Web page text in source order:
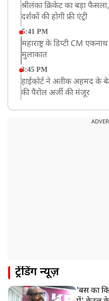
श्रीलंका क्रिकेट का बड़ा
दर्शकों की होगी फ्री एंट्री
5:41 PM
महाराष्ट्र के डिप्टी CM
मुलाकात
3:45 PM
हाईकोर्ट ने अतीक अहमद के
की पैरोल अर्जी की मंजूर
CM योगी का सपा पर हमला,
UP: लखनऊ में चलती कार में
ट्रेंडिंग न्यूज़
'बस का